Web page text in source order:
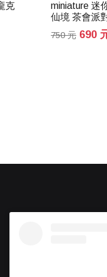
克
miniature 迷
仙境 茶會派
750 元 690